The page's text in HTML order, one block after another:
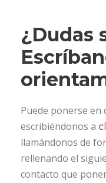
¿Dudas
Puede ponerse
escribiéndonos a
llamándonos de
rellenando el
contacto que